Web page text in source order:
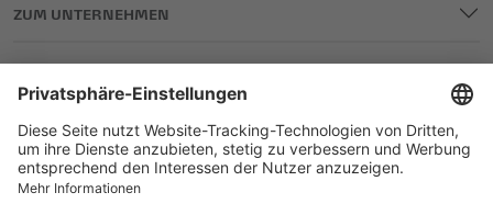
ZUM UNTERNEHMEN
IMPRESSUM